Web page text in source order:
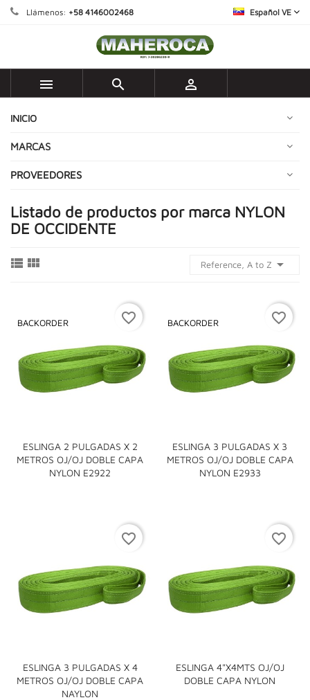
Llámenos: +58 4146002468 Español VE
  
INICIO
MARCAS
PROVEEDORES
Listado de productos por marca NYLON
DE OCCIDENTE
  Reference, A to Z 
ESLINGA 2 PULGADAS X 2
METROS OJ/OJ DOBLE CAPA
NYLON E2922
BACKORDER favorite_border
ESLINGA 3 PULGADAS X 3
METROS OJ/OJ DOBLE CAPA
NYLON E2933
BACKORDER favorite_border
ESLINGA 3 PULGADAS X 4
METROS OJ/OJ DOBLE CAPA
NAYLON
favorite_border
ESLINGA 4"X4MTS OJ/OJ
DOBLE CAPA NYLON
favorite_border